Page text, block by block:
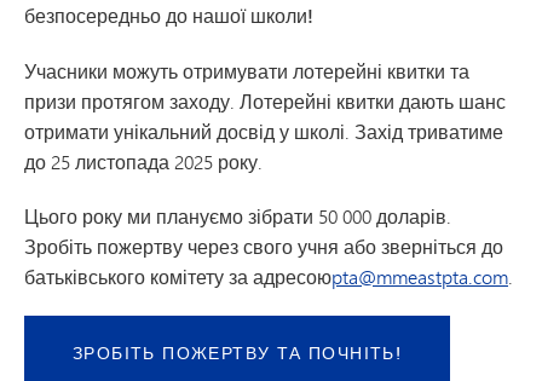
безпосередньо до нашої школи!
Учасники можуть отримувати лотерейні квитки та
призи протягом заходу. Лотерейні квитки дають шанс
отримати унікальний досвід у школі. Захід триватиме
до 25 листопада 2025 року.
Цього року ми плануємо зібрати 50 000 доларів.
Зробіть пожертву через свого учня або зверніться до
батьківського комітету за адресоюpta@mmeastpta.com.
ЗРОБІТЬ ПОЖЕРТВУ ТА ПОЧНІТЬ!